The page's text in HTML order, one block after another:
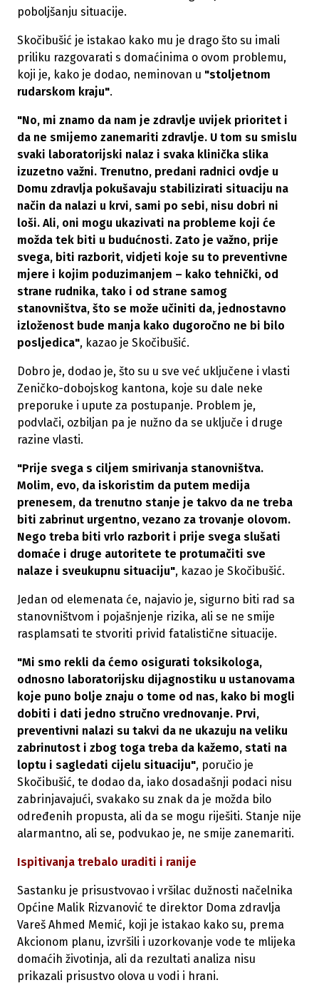
poboljšanju situacije.
Skočibušić je istakao kako mu je drago što su imali
priliku razgovarati s domaćinima o ovom problemu,
koji je, kako je dodao, neminovan u "stoljetnom
rudarskom kraju".
"No, mi znamo da nam je zdravlje uvijek prioritet i
da ne smijemo zanemariti zdravlje. U tom su smislu
svaki laboratorijski nalaz i svaka klinička slika
izuzetno važni. Trenutno, predani radnici ovdje u
Domu zdravlja pokušavaju stabilizirati situaciju na
način da nalazi u krvi, sami po sebi, nisu dobri ni
loši. Ali, oni mogu ukazivati na probleme koji će
možda tek biti u budućnosti. Zato je važno, prije
svega, biti razborit, vidjeti koje su to preventivne
mjere i kojim poduzimanjem – kako tehnički, od
strane rudnika, tako i od strane samog
stanovništva, što se može učiniti da, jednostavno
izloženost bude manja kako dugoročno ne bi bilo
posljedica", kazao je Skočibušić.
Dobro je, dodao je, što su u sve već uključene i vlasti
Zeničko-dobojskog kantona, koje su dale neke
preporuke i upute za postupanje. Problem je,
podvlači, ozbiljan pa je nužno da se uključe i druge
razine vlasti.
"Prije svega s ciljem smirivanja stanovništva.
Molim, evo, da iskoristim da putem medija
prenesem, da trenutno stanje je takvo da ne treba
biti zabrinut urgentno, vezano za trovanje olovom.
Nego treba biti vrlo razborit i prije svega slušati
domaće i druge autoritete te protumačiti sve
nalaze i sveukupnu situaciju", kazao je Skočibušić.
Jedan od elemenata će, najavio je, sigurno biti rad sa
stanovništvom i pojašnjenje rizika, ali se ne smije
rasplamsati te stvoriti privid fatalistične situacije.
"Mi smo rekli da ćemo osigurati toksikologa,
odnosno laboratorijsku dijagnostiku u ustanovama
koje puno bolje znaju o tome od nas, kako bi mogli
dobiti i dati jedno stručno vrednovanje. Prvi,
preventivni nalazi su takvi da ne ukazuju na veliku
zabrinutost i zbog toga treba da kažemo, stati na
loptu i sagledati cijelu situaciju", poručio je
Skočibušić, te dodao da, iako dosadašnji podaci nisu
zabrinjavajući, svakako su znak da je možda bilo
određenih propusta, ali da se mogu riješiti. Stanje nije
alarmantno, ali se, podvukao je, ne smije zanemariti.
Ispitivanja trebalo uraditi i ranije
Sastanku je prisustvovao i vršilac dužnosti načelnika
Općine Malik Rizvanović te direktor Doma zdravlja
Vareš Ahmed Memić, koji je istakao kako su, prema
Akcionom planu, izvršili i uzorkovanje vode te mlijeka
domaćih životinja, ali da rezultati analiza nisu
prikazali prisustvo olova u vodi i hrani.